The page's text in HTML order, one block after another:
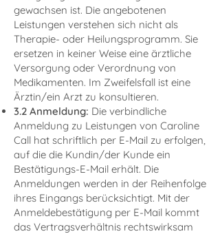
gewachsen ist. Die angebotenen
Leistungen verstehen sich nicht als
Therapie- oder Heilungsprogramm. Sie
ersetzen in keiner Weise eine ärztliche
Versorgung oder Verordnung von
Medikamenten. Im Zweifelsfall ist eine
Ärztin/ein Arzt zu konsultieren.
3.2 Anmeldung: Die verbindliche
Anmeldung zu Leistungen von Caroline
Call hat schriftlich per E-Mail zu erfolgen,
auf die die Kundin/der Kunde ein
Bestätigungs-E-Mail erhält. Die
Anmeldungen werden in der Reihenfolge
ihres Eingangs berücksichtigt. Mit der
Anmeldebestätigung per E-Mail kommt
das Vertragsverhältnis rechtswirksam